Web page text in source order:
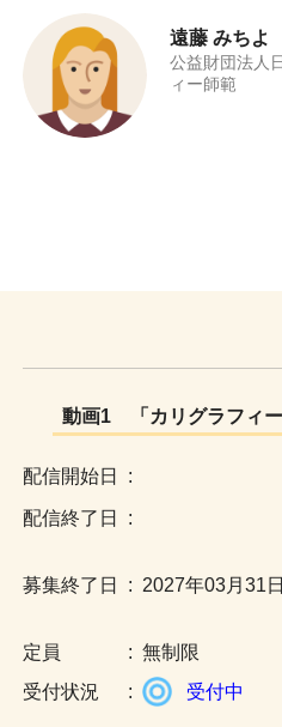
遠藤 みちよ
公益財団法人
ィー師範
動画1 「カリグラフィー
:
:
: 2027年03月31
: 無制限
:
受付中